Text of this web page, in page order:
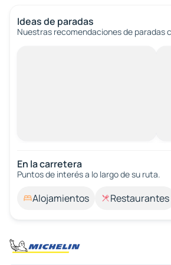
Ideas de paradas
Nuestras recomendaciones de paradas
En la carretera
Puntos de interés a lo largo de su ruta.
Alojamientos Restaurantes